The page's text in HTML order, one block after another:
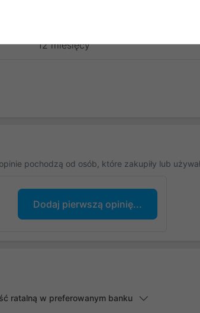
12 miesięcy
pochodzą od osób, które zakupiły lub
Dodaj pierwszą opinię...
ratalną w preferowanym banku